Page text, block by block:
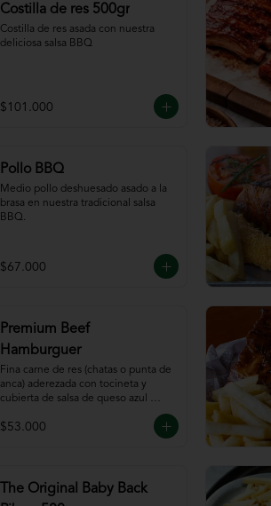
Costilla de res 500gr
Costilla de res asada con nuestra
deliciosa salsa BBQ
$101.000
Pollo BBQ
Medio pollo deshuesado asado a la
brasa en nuestra tradicional salsa
BBQ.
$67.000
Premium Beef
Hamburguer
Fina carne de res (chatas o punta de
anca) aderezada con tocineta y
cubierta de salsa de queso azul
acompañada de papas a la francesa.
$53.000
The Original Baby Back